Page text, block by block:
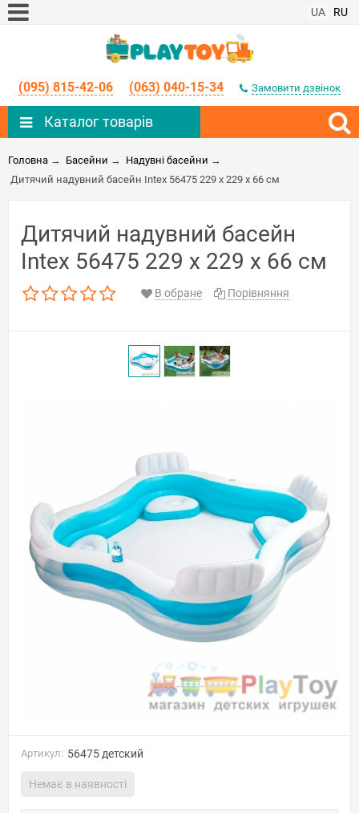
UA RU
(095) 815-42-06 (063) 040-15-34 Замовити дзвінок
Каталог товарів
Головна → Басейни → Надувні басейни →
Дитячий надувний басейн Intex 56475 229 х 229 х 66 см
Дитячий надувний басейн
Intex 56475 229 х 229 х 66 см
В обране Порівняння
Артикул: 56475 детский
Немає в наявності